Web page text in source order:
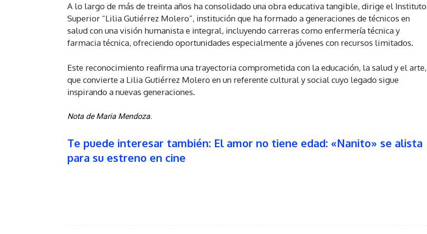
A lo largo de más de treinta años ha consolidado una obra educativa tangible, dirige el Instituto
Superior “Lilia Gutiérrez Molero”, institución que ha formado a generaciones de técnicos en
salud con una visión humanista e integral, incluyendo carreras como enfermería técnica y
farmacia técnica, ofreciendo oportunidades especialmente a jóvenes con recursos limitados.
Este reconocimiento reafirma una trayectoria comprometida con la educación, la salud y el arte,
que convierte a Lilia Gutiérrez Molero en un referente cultural y social cuyo legado sigue
inspirando a nuevas generaciones.
Nota de Maria Mendoza.
Te puede interesar también: El amor no tiene edad: «Nanito» se alista
para su estreno en cine